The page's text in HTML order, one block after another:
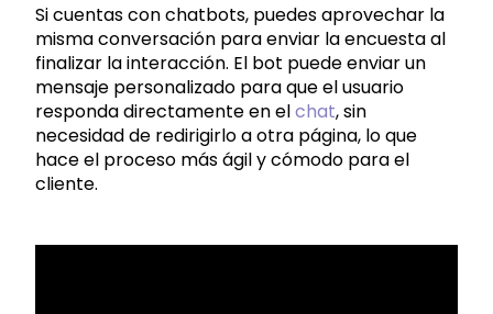
Si cuentas con chatbots, puedes aprovechar la
misma conversación para enviar la encuesta al
finalizar la interacción. El bot puede enviar un
mensaje personalizado para que el usuario
responda directamente en elchat, sin
necesidad de redirigirlo a otra página, lo que
hace el proceso más ágil y cómodo para el
cliente.